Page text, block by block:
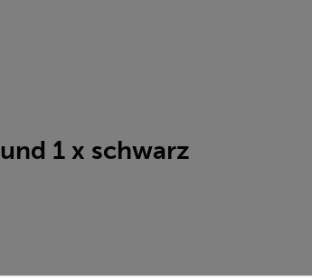
1 x schwarz